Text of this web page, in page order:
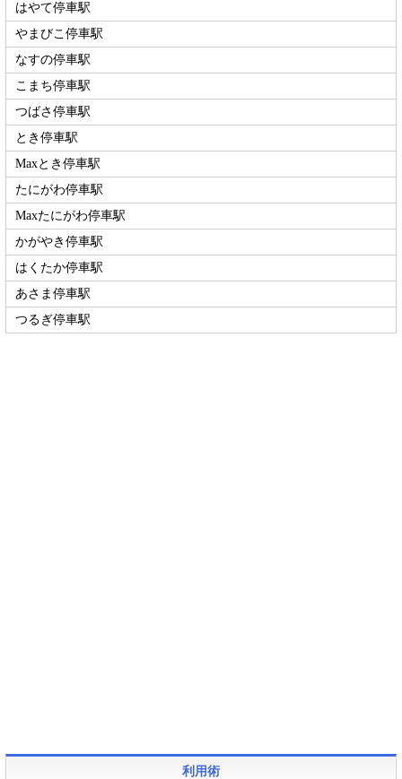
はやて停車駅
やまびこ停車駅
なすの停車駅
こまち停車駅
つばさ停車駅
とき停車駅
Maxとき停車駅
たにがわ停車駅
Maxたにがわ停車駅
かがやき停車駅
はくたか停車駅
あさま停車駅
つるぎ停車駅
利用術